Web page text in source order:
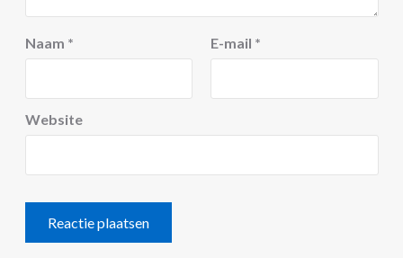
Naam * E-mail *
Website